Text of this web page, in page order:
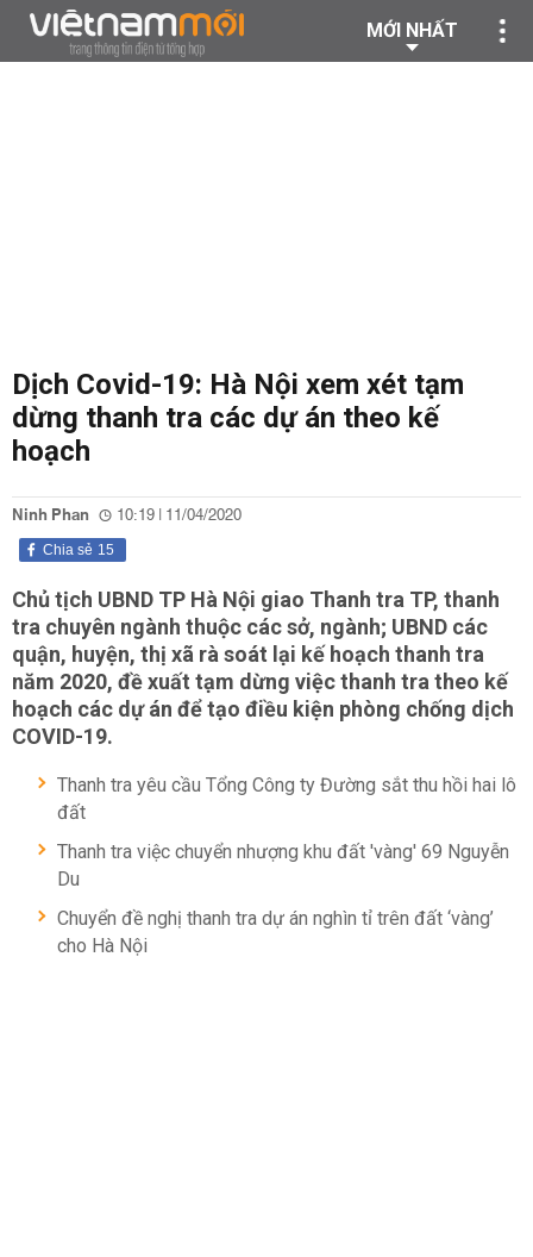
MỚI NHẤT
Dịch Covid-19: Hà Nội xem xét tạm
dừng thanh tra các dự án theo kế
hoạch
Ninh Phan 10:19 | 11/04/2020
15
Chia sẻ
Chủ tịch UBND TP Hà Nội giao Thanh tra TP, thanh
tra chuyên ngành thuộc các sở, ngành; UBND các
quận, huyện, thị xã rà soát lại kế hoạch thanh tra
năm 2020, đề xuất tạm dừng việc thanh tra theo kế
hoạch các dự án để tạo điều kiện phòng chống dịch
COVID-19.
Thanh tra yêu cầu Tổng Công ty Đường sắt thu hồi hai lô
đất
Thanh tra việc chuyển nhượng khu đất 'vàng' 69 Nguyễn
Du
Chuyển đề nghị thanh tra dự án nghìn tỉ trên đất ‘vàng’
cho Hà Nội